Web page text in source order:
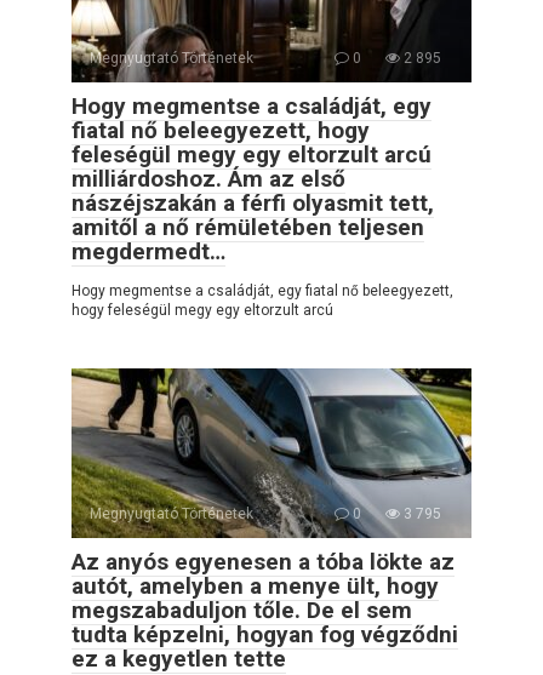
Megnyugtató Történetek 0 2 895
Hogy megmentse a családját, egy
fiatal nő beleegyezett, hogy
feleségül megy egy eltorzult arcú
milliárdoshoz. Ám az első
nászéjszakán a férfi olyasmit tett,
amitől a nő rémületében teljesen
megdermedt…
Hogy megmentse a családját, egy fiatal nő beleegyezett,
hogy feleségül megy egy eltorzult arcú
Megnyugtató Történetek 0 3 795
Az anyós egyenesen a tóba lökte az
autót, amelyben a menye ült, hogy
megszabaduljon tőle. De el sem
tudta képzelni, hogyan fog végződni
ez a kegyetlen tette